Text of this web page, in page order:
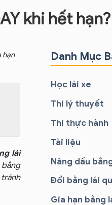
khi hết hạn?
hạn
lái
Danh Mục
Học lái xe
Thi lý thuyết
Thi thực hành
Tài liệu
Nâng dấu
Đổi bằng lái
Gia hạn bằng